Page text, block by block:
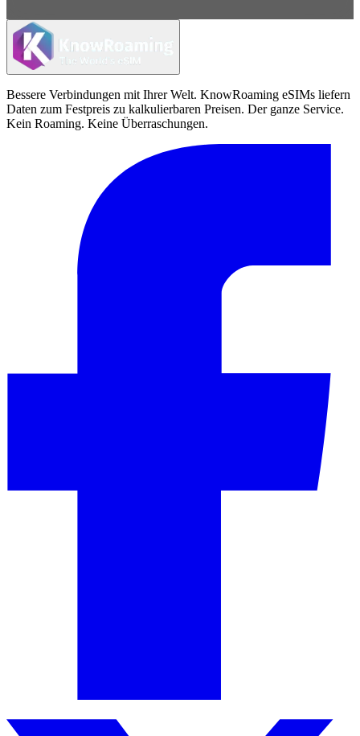
Bessere Verbindungen mit Ihrer Welt. KnowRoaming eSIMs liefern
Daten zum Festpreis zu kalkulierbaren Preisen. Der ganze Service.
Kein Roaming. Keine Überraschungen.